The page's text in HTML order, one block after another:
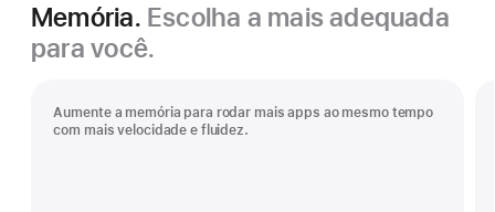
Memória. Escolha a mais adequada
para você.
Aumente a memória para rodar mais apps ao mesmo tempo
com mais velocidade e fluidez.